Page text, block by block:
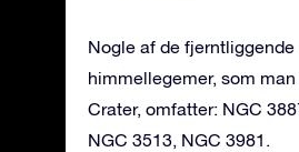
Nogle af de fjerntliggende
himmellegemer, som
Crater, omfatter: NGC
NGC 3513, NGC 3981.